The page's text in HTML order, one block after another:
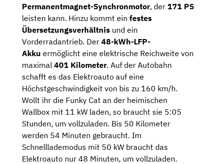
Permanentmagnet-Synchronmotor, der 171 PS
leisten kann. Hinzu kommt ein festes
Übersetzungsverhältnis und ein
Vorderradantrieb. Der 48-kWh-LFP-
Akku ermöglicht eine elektrische Reichweite von
maximal 401 Kilometer. Auf der Autobahn
schafft es das Elektroauto auf eine
Höchstgeschwindigkeit von bis zu 160 km/h.
Wollt ihr die Funky Cat an der heimischen
Wallbox mit 11 kW laden, so braucht sie 5:05
Stunden, um vollzuladen. Bis 50 Kilometer
werden 54 Minuten gebraucht. Im
Schnelllademodus mit 50 kW braucht das
Elektroauto nur 48 Minuten, um vollzuladen.